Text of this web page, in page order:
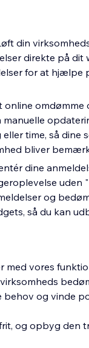
din
direkte på dit
for at
time, så dine
bliver
dine
uden
og
så du kan
med vores
og vinde
og opbyg den